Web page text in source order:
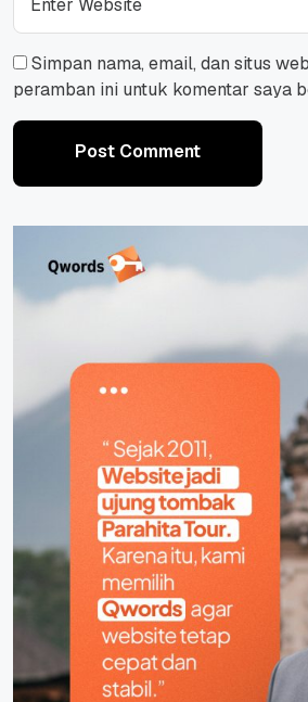
Simpan nama, email, dan situs
peramban ini untuk komentar saya
Post Comment